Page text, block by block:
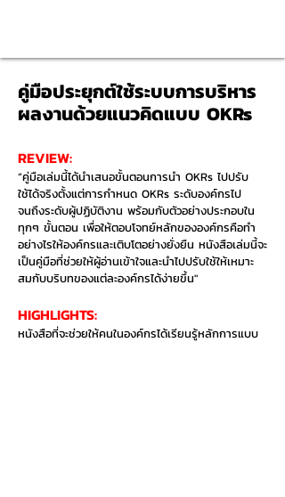
คู่มือประยุกต์ใช้ระบบการบริหาร
ผลงานด้วยแนวคิดแบบ OKRs
REVIEW:
“คู่มือเล่มนี้ได้นำเสนอขั้นตอนการนำ OKRs ไปปรับ
ใช้ได้จริงตั้งแต่การกำหนด OKRs ระดับองค์กรไป
จนถึงระดับผู้ปฏิบัติงาน พร้อมกับตัวอย่างประกอบใน
ทุกๆ ขั้นตอน เพื่อให้ตอบโจทย์หลักขององค์กรคือทำ
อย่างไรให้องค์กรและเติบโตอย่างยั่งยืน หนังสือเล่มนี้จะ
เป็นคู่มือที่ช่วยให้ผู้อ่านเข้าใจและนำไปปรับใช้ให้เหมาะ
สมกับบริบทของแต่ละองค์กรได้ง่ายขึ้น"
HIGHLIGHTS:​
หนังสือที่จะช่วยให้คนในองค์กรได้เรียนรู้หลักการแบบ